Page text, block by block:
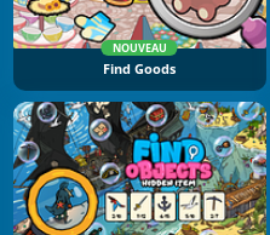
NOUVEAU
Find Goods